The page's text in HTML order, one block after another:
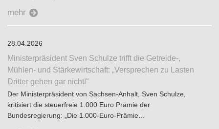
mehr
28.04.2026
Ministerpräsident Sven Schulze trifft die Getreide-,
Mühlen- und Stärkewirtschaft: „Versprechen zu Lasten
Dritter gehen gar nicht!"
Der Ministerpräsident von Sachsen-Anhalt, Sven Schulze,
kritisiert die steuerfreie 1.000 Euro Prämie der
Bundesregierung: „Die 1.000-Euro-Prämie…